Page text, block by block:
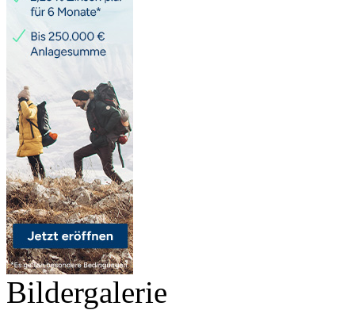
Bildergalerie